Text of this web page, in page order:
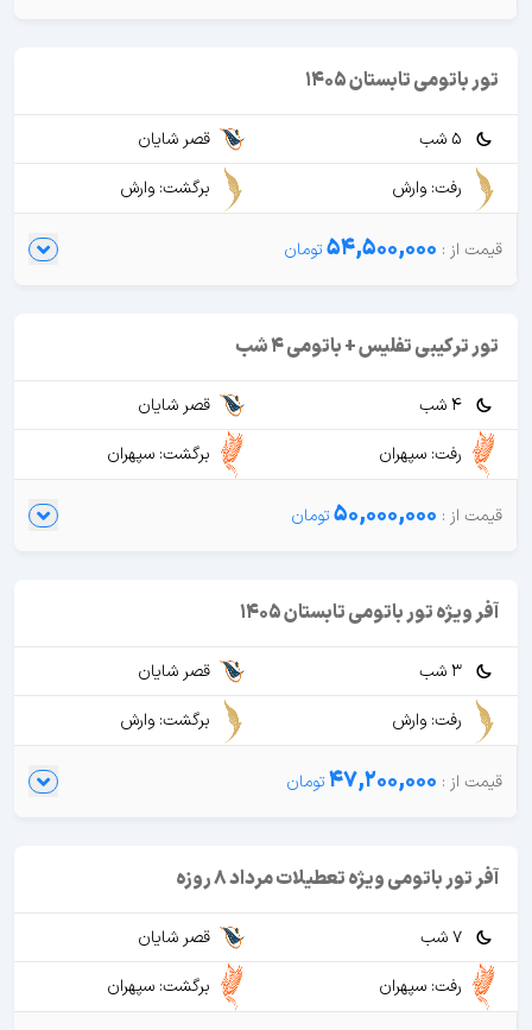
تور باتومی تابستان 1405
5 شب
قصر شایان
رفت: وارش
برگشت: وارش
54,500,000
تور ترکیبی تفلیس + باتومی 4 شب
4 شب
قصر شایان
رفت: سپهران
برگشت: سپهران
50,000,000
آفر ویژه تور باتومی تابستان 1405
3 شب
قصر شایان
رفت: وارش
برگشت: وارش
47,200,000
آفر تور باتومی ویژه تعطیلات مرداد 8 روزه
7 شب
قصر شایان
رفت: سپهران
برگشت: سپهران